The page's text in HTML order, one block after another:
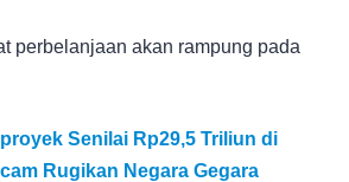
perbelanjaan akan rampung pada
Senilai Rp29,5 Triliun di
Rugikan Negara Gegara